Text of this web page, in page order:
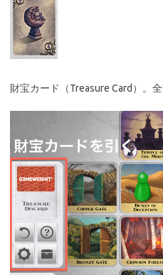
財宝カード（Treasure Card）。全